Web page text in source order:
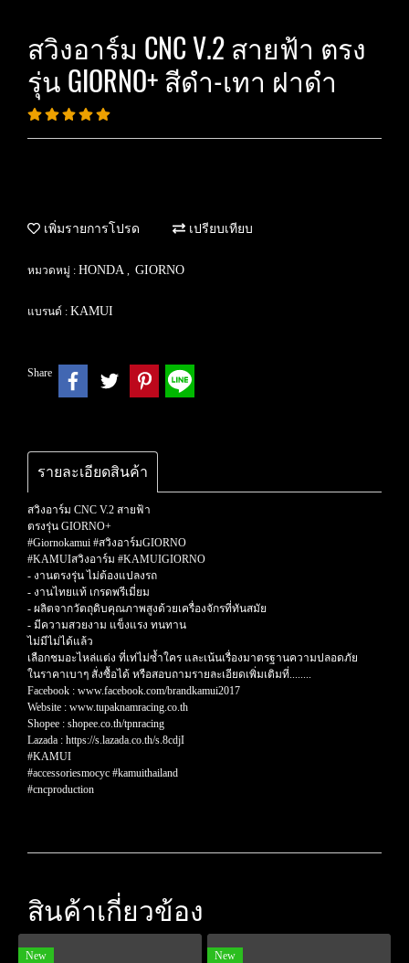
สวิงอาร์ม CNC V.2 สายฟ้า ตรง
รุ่น GIORNO+ สีดำ-เทา ฝาดำ
เพิ่มรายการโปรด เปรียบเทียบ
หมวดหมู่ : HONDA , GIORNO
แบรนด์ : KAMUI
Share
รายละเอียดสินค้า
สวิงอาร์ม CNC V.2 สายฟ้า
ตรงรุ่น GIORNO+
#Giornokamui #สวิงอาร์มGIORNO
#KAMUIสวิงอาร์ม #KAMUIGIORNO
- งานตรงรุ่น ไม่ต้องแปลงรถ
- งานไทยแท้ เกรดพรีเมี่ยม
- ผลิตจากวัตถุดิบคุณภาพสูงด้วยเครื่องจักรที่ทันสมัย
- มีความสวยงาม แข็งแรง ทนทาน
ไม่มีไม่ได้แล้ว
เลือกชมอะไหล่แต่ง ที่เท่ไม่ซ้ำใคร และเน้นเรื่องมาตรฐานความปลอดภัย
ในราคาเบาๆ สั่งซื้อได้ หรือสอบถามรายละเอียดเพิ่มเติมที่........
Facebook : www.facebook.com/brandkamui2017
Website : www.tupaknamracing.co.th
Shopee : shopee.co.th/tpnracing
Lazada : https://s.lazada.co.th/s.8cdjI
#KAMUI
#accessoriesmocyc #kamuithailand
#cncproduction
สินค้าเกี่ยวข้อง
New New